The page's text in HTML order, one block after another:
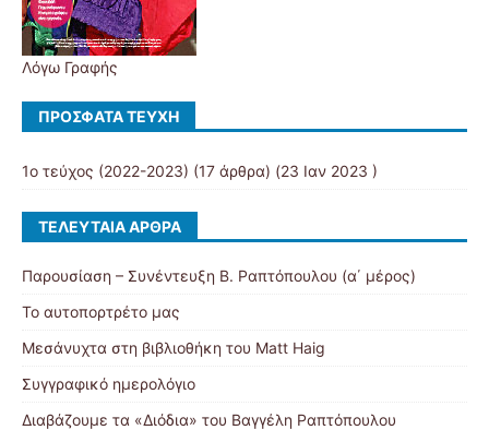
Λόγω Γραφής
ΠΡΌΣΦΑΤΑ ΤΕΎΧΗ
1ο τεύχος (2022-2023) (17 άρθρα) (23 Ιαν 2023 )
ΤΕΛΕΥΤΑΊΑ ΆΡΘΡΑ
Παρουσίαση – Συνέντευξη Β. Ραπτόπουλου (α΄ μέρος)
Το αυτοπορτρέτο μας
Μεσάνυχτα στη βιβλιοθήκη του Matt Haig
Συγγραφικό ημερολόγιο
Διαβάζουμε τα «Διόδια» του Βαγγέλη Ραπτόπουλου